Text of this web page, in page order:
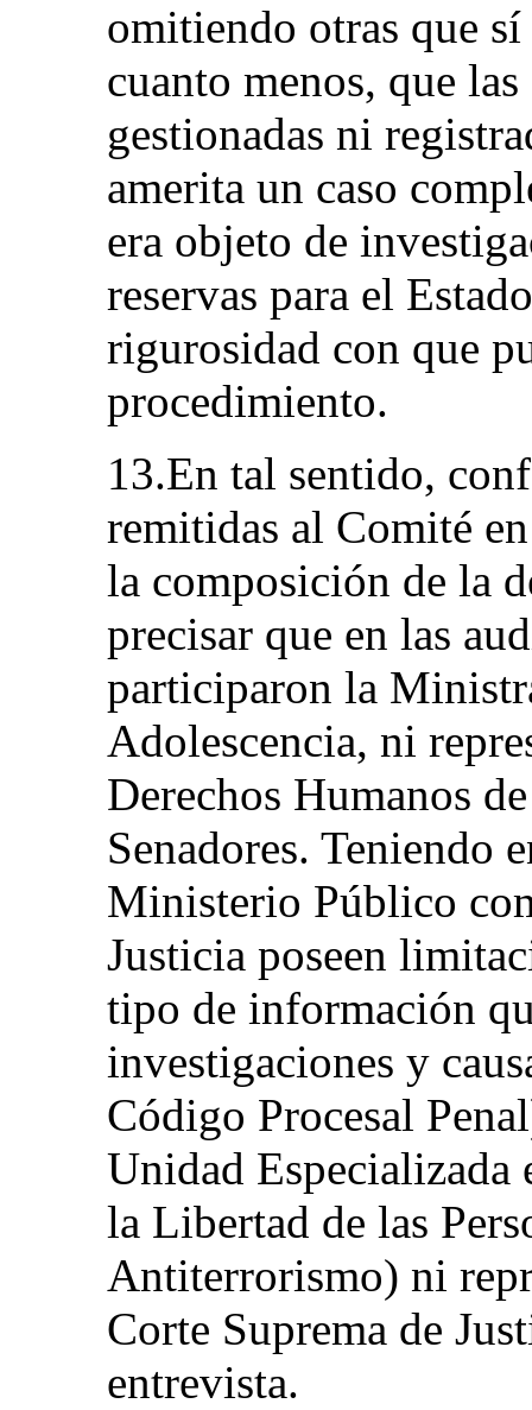
omitiendo otras que
cuanto menos, que
gestionadas ni
amerita un caso
era objeto de
reservas para el
rigurosidad con que
procedimiento.
13.En tal sentido,
remitidas al Comité
la composición de la
precisar que en las
participaron la
Adolescencia, ni
Derechos Humanos
Senadores. Teniendo
Ministerio Público
Justicia poseen
tipo de información
investigaciones y
Código Procesal
Unidad Especializada
la Libertad de las
Antiterrorismo) ni
Corte Suprema de
entrevista.